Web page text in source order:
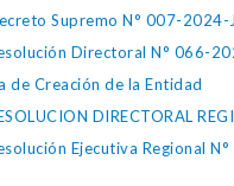
Supremo N° 007-2024-
Directoral N° 066-
de Creación de la Entidad
DIRECTORAL
Ejecutiva Regional